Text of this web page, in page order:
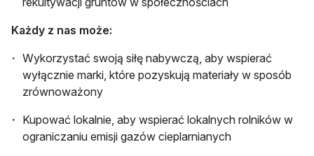
Każdy z nas może:
Wykorzystać swoją siłę nabywczą, aby wspierać
wyłącznie marki, które pozyskują materiały w sposób
zrównoważony
Kupować lokalnie, aby wspierać lokalnych rolników w
ograniczaniu emisji gazów cieplarnianych